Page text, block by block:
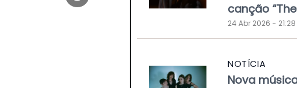
canção
24 Abr 2026 - 21:28
NOTÍCIA
Nova